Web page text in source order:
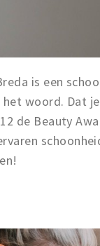
is een
woord. Dat
de Beauty